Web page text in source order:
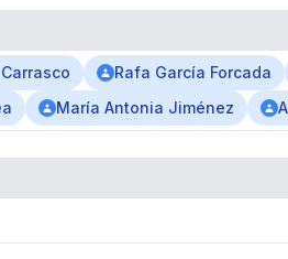
Rafa García Forcada
María Antonia Jiménez